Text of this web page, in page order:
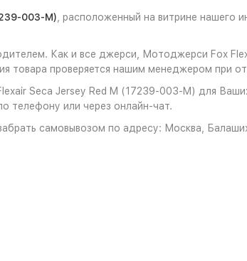
003-M) , расположенный на витрине нашего
Как и все джерси, Мотоджерси Fox
товара проверяется нашим менеджером при
Seca Jersey Red M (17239-003-M) для
телефону или через онлайн-чат.
самовывозом по адресу: Москва,